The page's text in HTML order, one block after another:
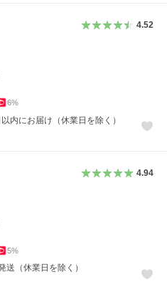
4.52
6%
内にお届け（休業日を除く）
4.94
5%
送（休業日を除く）